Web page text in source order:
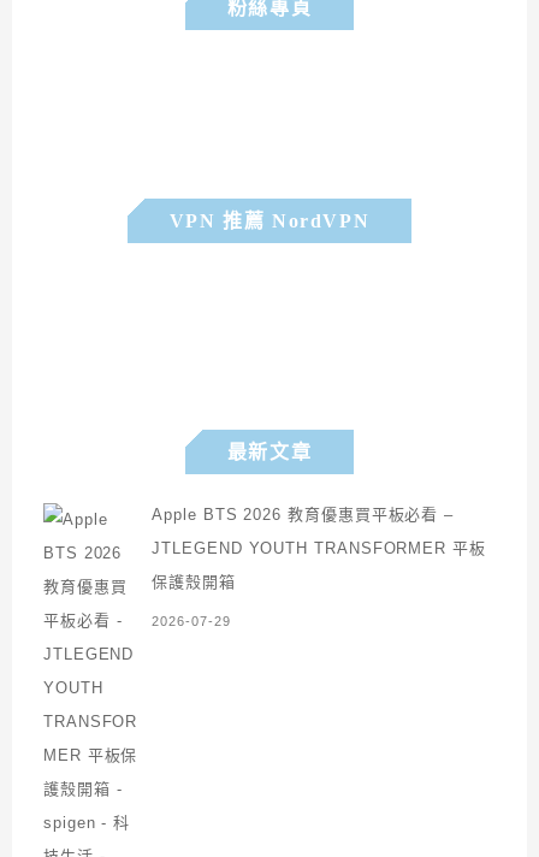
粉絲專頁
VPN 推薦 NordVPN
最新文章
Apple BTS 2026 教育優惠買平板必看 –
JTLEGEND YOUTH TRANSFORMER 平板
保護殼開箱
2026-07-29